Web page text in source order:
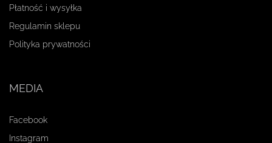
Płatność i wysyłka
Regulamin sklepu
Polityka prywatności
MEDIA
Facebook
Instagram